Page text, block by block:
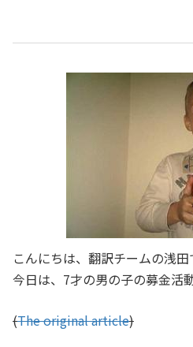
こんにちは、翻訳チームの浅田
今日は、7才の男の子の募金活
(The original article)